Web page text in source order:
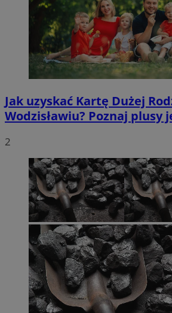
Jak uzyskać Kartę Dużej
Wodzisławiu? Poznaj plusy
2